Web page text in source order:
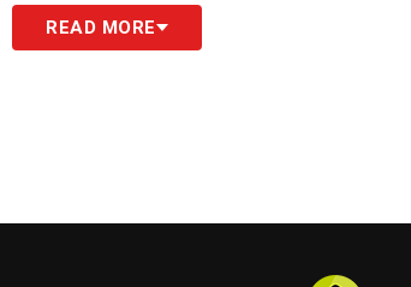
READ MORE